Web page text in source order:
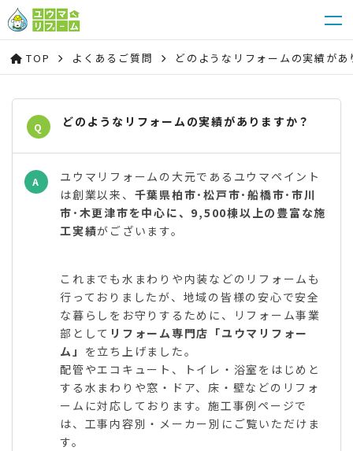
TOP よくあるご質問 どのようなリフォームの実績が
Q どのようなリフォームの実績がありますか？
A
ユウマリフォームの大元であるユウマペイント
は創業以来、 千葉県柏市･松戸市･船橋市･市川
市･木更津市を中心に、9,500棟以上の豊富な施
工実績がございます。
これまでも水まわりや内装などのリフォームも
行っておりましたが、地域の皆様の安心で安全
な暮らしをお守りするために、リフォーム事業
部として リフォーム専門店「ユウマリフォー
ム」 を立ち上げました。
配管やエコキュート、トイレ・浴室をはじめと
する水まわりや窓・ドア、床・壁などのリフォ
ームに対応しております。施工事例ページで
は、工事内容別・メーカー別にご覧いただけま
す。